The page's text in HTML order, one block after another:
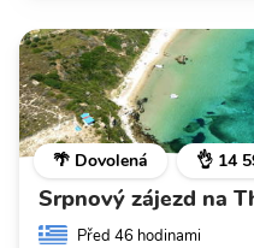
🌴 Dovolená 👌 14
Srpnový zájezd na
Před 46 hodinami